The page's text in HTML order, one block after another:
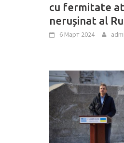
cu fermitate
nerușinat al
6 Март 2024